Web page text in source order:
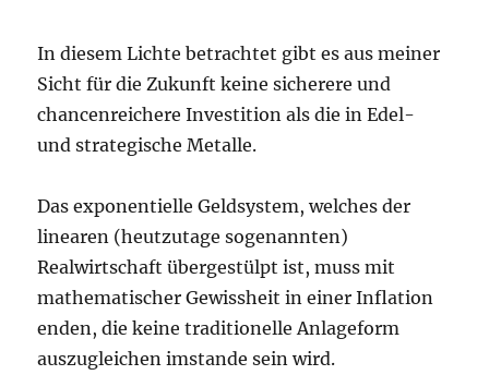
In diesem Lichte betrachtet gibt es aus meiner
Sicht für die Zukunft keine sicherere und
chancenreichere Investition als die in Edel-
und strategische Metalle.
Das exponentielle Geldsystem, welches der
linearen (heutzutage sogenannten)
Realwirtschaft übergestülpt ist, muss mit
mathematischer Gewissheit in einer Inflation
enden, die keine traditionelle Anlageform
auszugleichen imstande sein wird.